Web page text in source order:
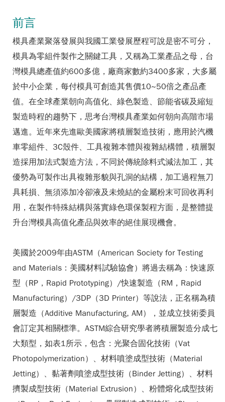
前言
模具產業聚落發展與我國工業發展歷程可說是密不可分，
模具為零組件製作之關鍵工具，又稱為工業產品之母，台
灣模具總產值約600多億，廠商家數約3400多家，大多屬
於中小企業，每付模具可創造其售價10~50倍之產品產
值。在全球產業朝向高值化、綠色製造、節能省碳及縮短
製造時程的趨勢下，思考台灣模具產業如何朝向高階市場
邁進。近年來先進歐美國家將積層製造技術，應用於汽機
車零組件、3C殼件、工具複雜本體與複雜結構體，積層製
造採用加法式製造方法，不同於傳統除料式減法加工，其
優勢為可製作出具複雜形貌與孔洞的結構，加工過程無刀
具耗損、無須添加冷卻液及未燒結的金屬粉末可回收再利
用，在製作特殊結構與落實綠色環保製程方面，是整體提
升台灣模具高值化產品與效率的絕佳展現機會。
美國於2009年由ASTM（American Society for Testing
and Materials：美國材料試驗協會）將過去稱為：快速原
型（RP，Rapid Prototyping）/快速製造（RM，Rapid
Manufacturing）/3DP（3D Printer）等說法，正名稱為積
層製造（Additive Manufacturing, AM），並成立技術委員
會訂定其相關標準。ASTM綜合研究學者將積層製造分成七
大類型，如表1所示，包含：光聚合固化技術（Vat
Photopolymerization）、材料噴塗成型技術（Material
Jetting）、黏著劑噴塗成型技術（Binder Jetting）、材料
擠製成型技術（Material Extrusion）、粉體熔化成型技術